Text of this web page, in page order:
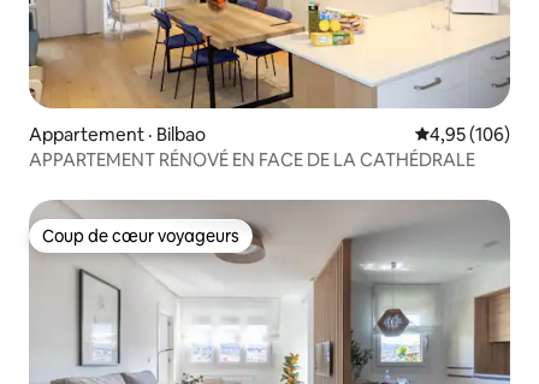
Appartement · Bilbao Note
4,95 (106)
APPARTEMENT RÉNOVÉ EN FACE DE LA CATHÉDRALE
Coup de cœur voyageurs
Coup de cœur voyageurs